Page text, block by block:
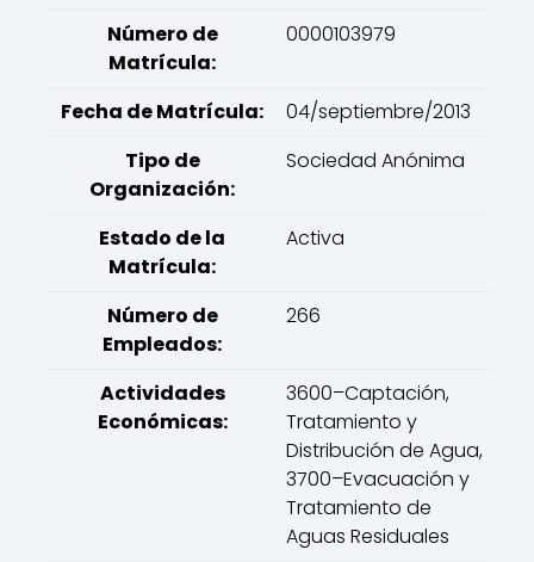
Número de
Matrícula:
0000103979
Fecha de Matrícula:
04/septiembre/2013
Tipo de
Organización:
Sociedad Anónima
Estado de la
Matrícula:
Activa
Número de
Empleados:
266
Actividades
Económicas:
3600–Captación,
Tratamiento y
Distribución de Agua,
3700–Evacuación y
Tratamiento de
Aguas Residuales